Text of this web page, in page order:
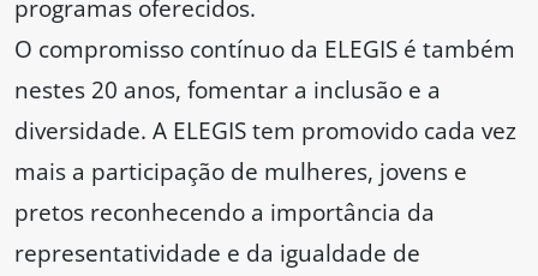
programas oferecidos.
O compromisso contínuo da ELEGIS é também
nestes 20 anos, fomentar a inclusão e a
diversidade. A ELEGIS tem promovido cada vez
mais a participação de mulheres, jovens e
pretos reconhecendo a importância da
representatividade e da igualdade de